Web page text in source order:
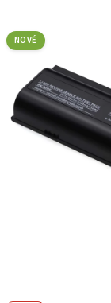
NOVÉ